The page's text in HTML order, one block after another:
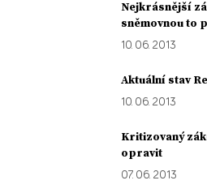
Nejkrásnější
sněmovnou to
10. 06. 2013
Aktuální stav
10. 06. 2013
Kritizovaný
opravit
07. 06. 2013